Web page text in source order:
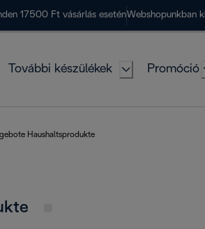
17500 Ft vásárlás eseténWebshopunkban
További készülékek Promóció
Haushaltsprodukte